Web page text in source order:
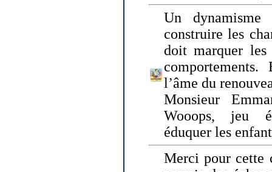
Un dynamisme
construire les
doit marquer les
l’âme du
Monsieur
Wooops, jeu
éduquer les
Merci pour cette